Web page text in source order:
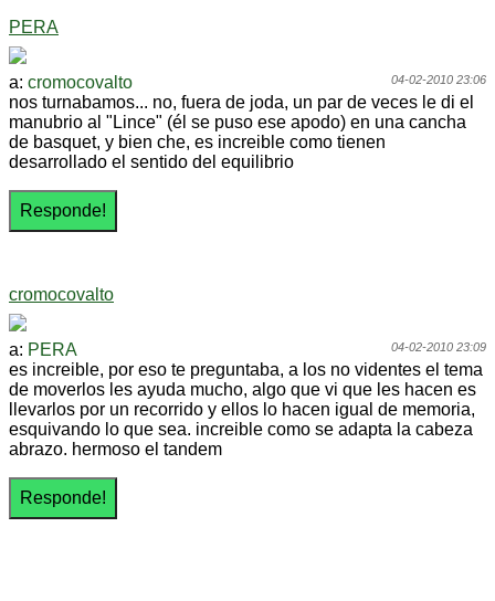
PERA
04-02-2010 23:06
a: cromocovalto
nos turnabamos... no, fuera de joda, un par de veces le di el
manubrio al "Lince" (él se puso ese apodo) en una cancha
de basquet, y bien che, es increible como tienen
desarrollado el sentido del equilibrio
cromocovalto
04-02-2010 23:09
a: PERA
es increible, por eso te preguntaba, a los no videntes el tema
de moverlos les ayuda mucho, algo que vi que les hacen es
llevarlos por un recorrido y ellos lo hacen igual de memoria,
esquivando lo que sea. increible como se adapta la cabeza
abrazo. hermoso el tandem